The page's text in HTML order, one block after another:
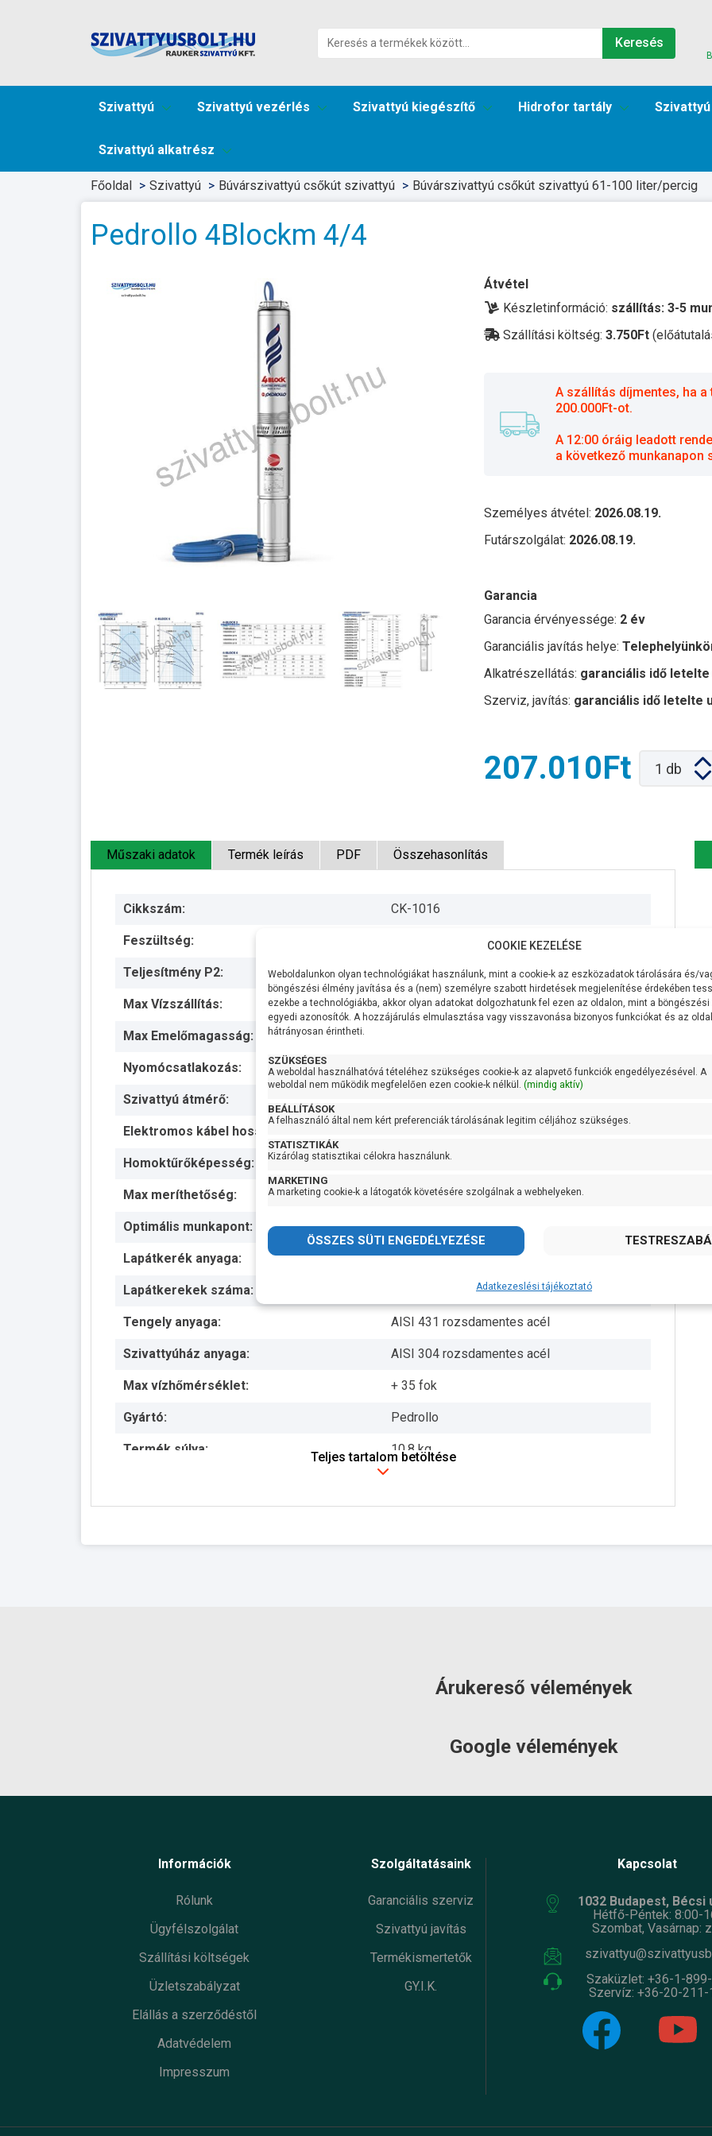
Keresés
Szivattyú Szivattyú vezérlés Szivattyú kiegészítő Hidrofor tartály
Szivattyú alkatrész
Főoldal Szivattyú Búvárszivattyú csőkút szivattyú Búvárszivattyú csőkút szivattyú 61-100 liter/percig
Pedrollo 4Blockm 4/4
Átvétel
Készletinformáció: szállítás: 3-5
Szállítási költség: 3.750Ft
A szállítás díjmentes, ha
200.000Ft-ot.
A 12:00 óráig leadott
a következő munkanapon
Személyes átvétel: 2026.08.19.
Futárszolgálat: 2026.08.19.
Garancia
Garancia érvényessége: 2 év
Garanciális javítás helye:
Alkatrészellátás: garanciális idő letelte
Szerviz, javítás: garanciális idő letelte
207.010Ft 1 db
Műszaki adatok Termék leírás PDF Összehasonlítás
Cikkszám: CK-1016
Feszültség:
Teljesítmény P2: 370W
Max Vízszállítás: 100 liter/perc
Max Emelőmagasság:
Nyomócsatlakozás: 5/4 coll
Szivattyú átmérő:
Elektromos kábel hossza: 20 méter
Homoktűrőképesség: 200 g/m3
Max meríthetőség: 60 méter
Optimális munkapont: 23,8 méteren 60 liter/perc
Lapátkerék anyaga: Delrin
Lapátkerekek száma:
Tengely anyaga: AISI 431 rozsdamentes acél
Szivattyúház anyaga: AISI 304 rozsdamentes acél
Max vízhőmérséklet: + 35 fok
Gyártó: Pedrollo
Termék súlya: 10.8 kg
Teljes tartalom betöltése
Árukereső vélemények
Google vélemények
Információk
Rólunk
Ügyfélszolgálat
Szállítási költségek
Üzletszabályzat
Elállás a szerződéstől
Adatvédelem
Impresszum
Szolgáltatásaink
Garanciális szerviz
Szivattyú javítás
Termékismertetők
GY.I.K.
Kapcsolat
1032 Budapest, Bécsi
Hétfő-Péntek: 8:00-
Szombat, Vasárnap:
Szaküzlet: +36-1-
Szervíz: +36-20-211-
COOKIE KEZELÉSE
Weboldalunkon olyan technológiákat használunk, mint a cookie-k az eszközadatok tárolására és/
böngészési élmény javítása és a (nem) személyre szabott hirdetések megjelenítése érdekében
ezekbe a technológiákba, akkor olyan adatokat dolgozhatunk fel ezen az oldalon, mint a
egyedi azonosítók. A hozzájárulás elmulasztása vagy visszavonása bizonyos funkciókat és az
hátrányosan érintheti.
SZÜKSÉGES
A weboldal használhatóvá tételéhez szükséges cookie-k az alapvető funkciók engedélyezésével. A
weboldal nem működik megfelelően ezen cookie-k nélkül. (mindig aktív)
BEÁLLÍTÁSOK
A felhasználó által nem kért preferenciák tárolásának legitim céljához szükséges.
STATISZTIKÁK
Kizárólag statisztikai célokra használunk.
MARKETING
A marketing cookie-k a látogatók követésére szolgálnak a webhelyeken.
Adatkezeslési tájékoztató